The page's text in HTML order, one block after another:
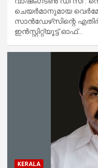
ചെയർമാനുമായ
സാൻഡേഴ്‌സിന്റെ
ഇൻസ്റ്റിറ്റ്യൂട്ട് ഓഫ്…
KERALA